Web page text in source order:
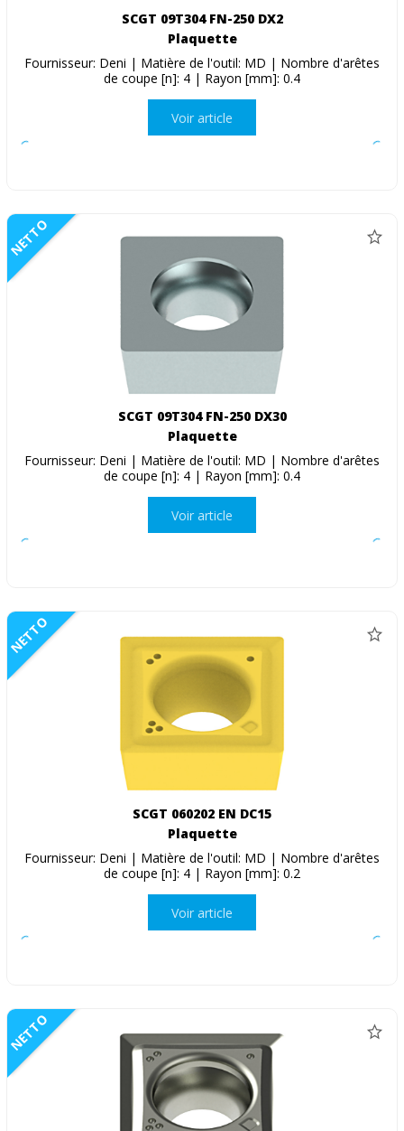
SCGT 09T304 FN-250 DX2
Plaquette
Fournisseur: Deni | Matière de l'outil: MD | Nombre d'arêtes
de coupe [n]: 4 | Rayon [mm]: 0.4
Voir article
NETTO
SCGT 09T304 FN-250 DX30
Plaquette
Fournisseur: Deni | Matière de l'outil: MD | Nombre d'arêtes
de coupe [n]: 4 | Rayon [mm]: 0.4
Voir article
NETTO
SCGT 060202 EN DC15
Plaquette
Fournisseur: Deni | Matière de l'outil: MD | Nombre d'arêtes
de coupe [n]: 4 | Rayon [mm]: 0.2
Voir article
NETTO